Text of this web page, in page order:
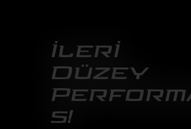
İlerİ
Düzey
s!